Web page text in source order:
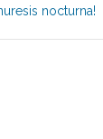
nocturna!